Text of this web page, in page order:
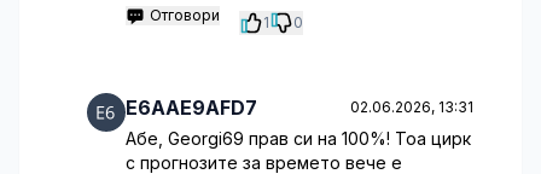
Отговори 1 0
E6AAE9AFD7 02.06.2026, 13:31
Абе, Georgi69 прав си на 100%! Тоа цирк
с прогнозите за времето вече е